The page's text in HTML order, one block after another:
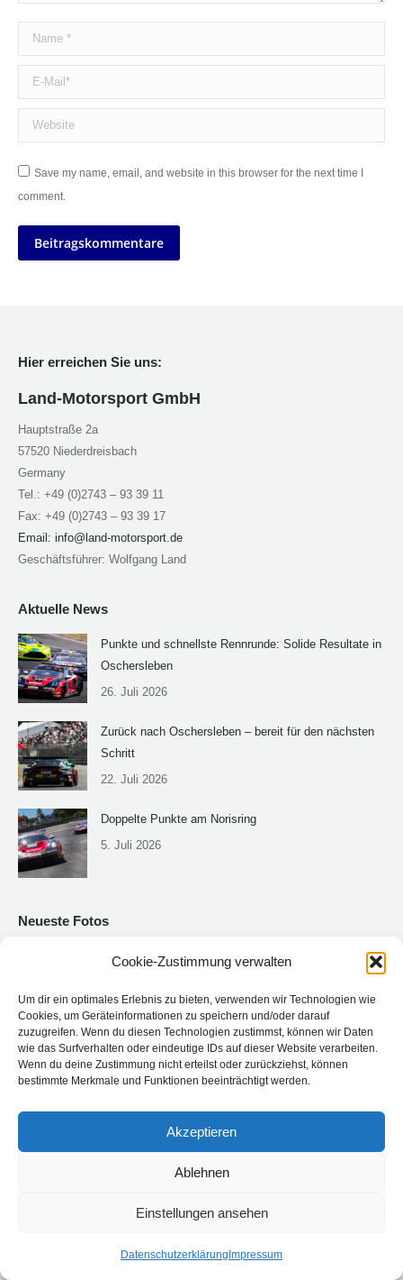
Cookie-Zustimmung verwalten
Um dir ein optimales Erlebnis zu bieten, verwenden wir Technologien wie
Cookies, um Geräteinformationen zu speichern und/oder darauf
zuzugreifen. Wenn du diesen Technologien zustimmst, können wir Daten
wie das Surfverhalten oder eindeutige IDs auf dieser Website verarbeiten.
Wenn du deine Zustimmung nicht erteilst oder zurückziehst, können
bestimmte Merkmale und Funktionen beeinträchtigt werden.
Akzeptieren
Ablehnen
Einstellungen ansehen
Datenschutzerklärung Impressum
Name *
E-Mail *
Website
Save my name, email, and website in this browser for the next time I
comment.
Beitragskommentare
Hier erreichen Sie uns:
Land-Motorsport GmbH
Hauptstraße 2a
57520 Niederdreisbach
Germany
Tel.: +49 (0)2743 – 93 39 11
Fax: +49 (0)2743 – 93 39 17
Email: info@land-motorsport.de
Geschäftsführer: Wolfgang Land
Aktuelle News
Punkte und schnellste Rennrunde: Solide Resultate in
Oschersleben
26. Juli 2026
Zurück nach Oschersleben – bereit für den nächsten
Schritt
22. Juli 2026
Doppelte Punkte am Norisring
5. Juli 2026
Neueste Fotos
© Land-Motorsport - Niederdreisbach - Germany